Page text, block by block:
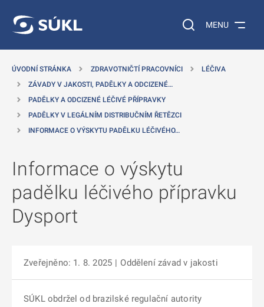
Vyhledávání na
MENU
ÚVODNÍ STRÁNKA ZDRAVOTNIČTÍ PRACOVNÍCI
LÉČIVA
ZÁVADY V JAKOSTI, PADĚLKY A ODCIZENÉ…
PADĚLKY A ODCIZENÉ LÉČIVÉ PŘÍPRAVKY
PADĚLKY V LEGÁLNÍM DISTRIBUČNÍM ŘETĚZCI
INFORMACE O VÝSKYTU PADĚLKU LÉČIVÉHO…
Informace o výskytu
padělku léčivého přípravku
Dysport
Zveřejněno: 1. 8. 2025 | Oddělení závad v jakosti
SÚKL obdržel od brazilské regulační autority